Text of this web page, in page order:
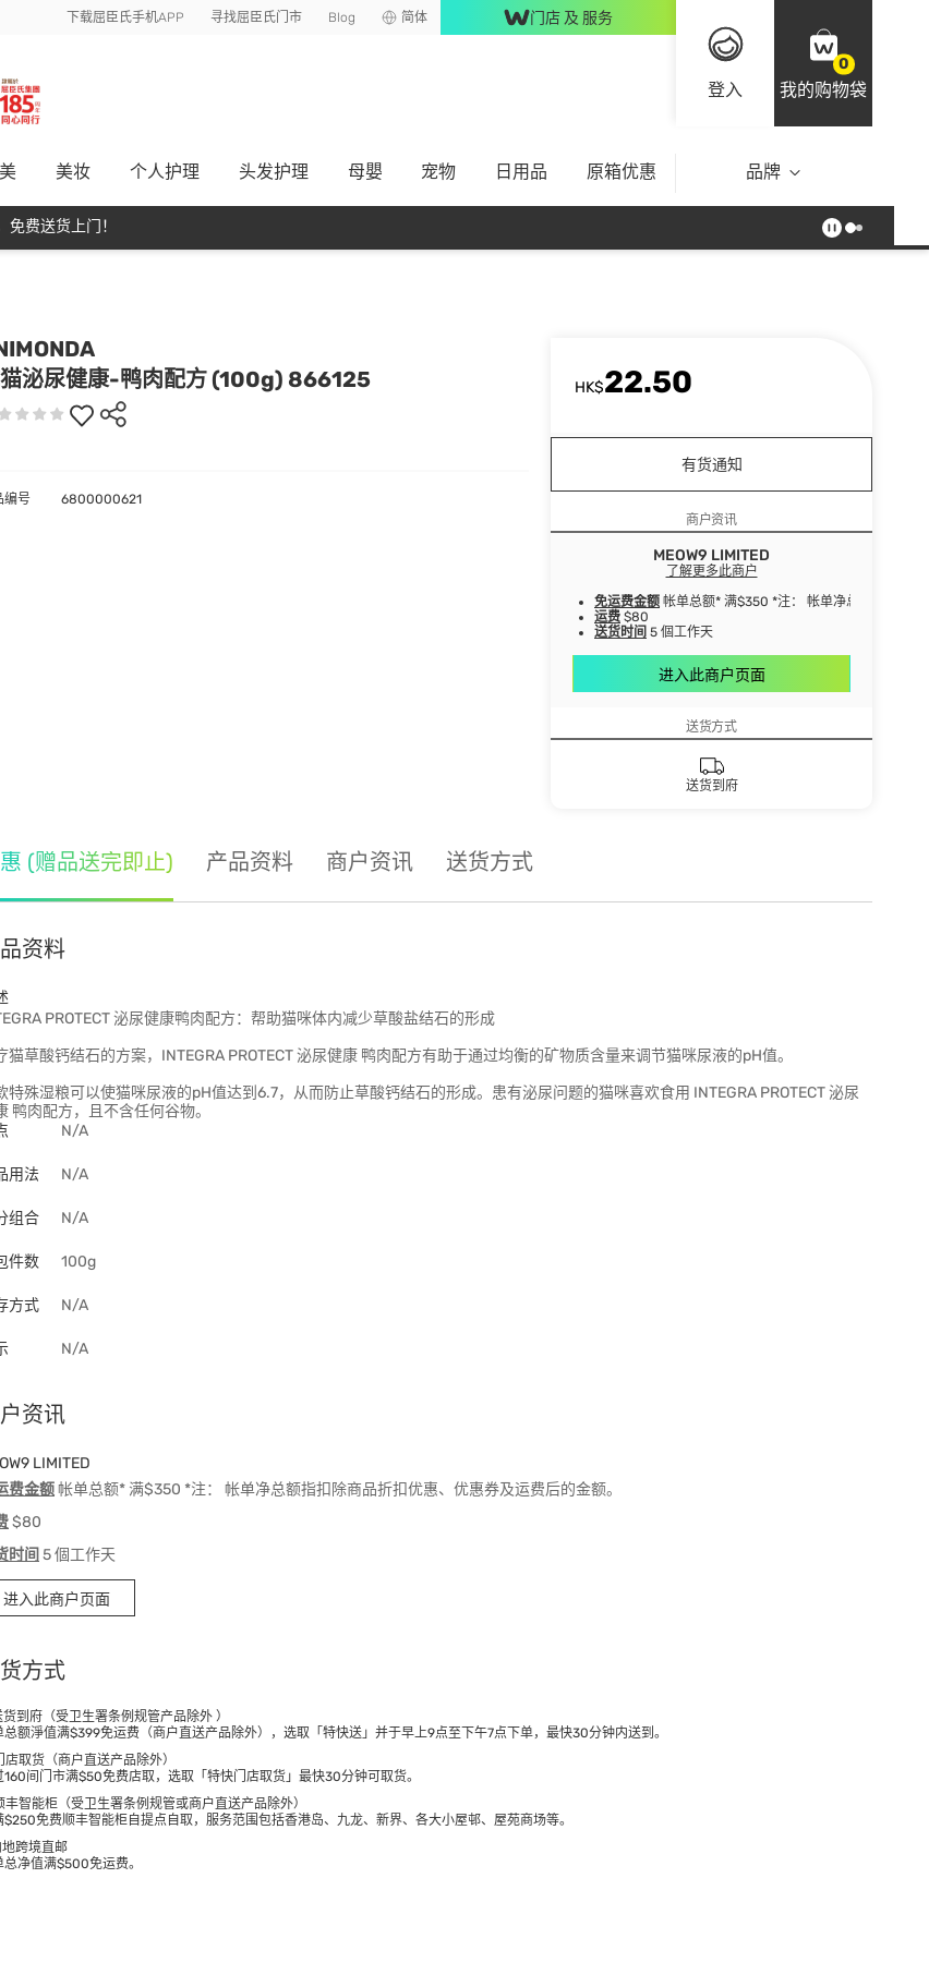
下载屈臣氏手机APP 寻找屈臣氏门市 Blog 简体 门店 及 服务
登入
0
我的购物袋
美妆 个人护理 头发护理 母嬰 宠物 日用品 原箱优惠 品牌
费送货上门！
泌尿健康-鸭肉配方 (100g) 866125
HK$22.50
有货通知
商户资讯
MEOW9 LIMITED
了解更多此商户
免运费金额 帐单总额* 满$350 *注： 帐单净总额指扣除
运费 $80
送货时间 5 個工作天
进入此商户页面
送货方式
送货到府
编号 6800000621
(赠品送完即止) 产品资料 商户资讯 送货方式
资料
PROTECT 泌尿健康鸭肉配方：帮助猫咪体内减少草酸盐结石的形成
猫草酸钙结石的方案，INTEGRA PROTECT 泌尿健康 鸭肉配方有助于通过均衡的矿物质含量来调节猫咪尿液的pH值。
特殊湿粮可以使猫咪尿液的pH值达到6.7，从而防止草酸钙结石的形成。患有泌尿问题的猫咪喜欢食用 INTEGRA PROTECT 泌尿
鸭肉配方，且不含任何谷物。
N/A
用法 N/A
组合 N/A
件数 100g
方式 N/A
N/A
资讯
LIMITED
费金额帐单总额* 满$350 *注： 帐单净总额指扣除商品折扣优惠、优惠券及运费后的金额。
$80
时间 5 個工作天
进入此商户页面
方式
货到府（受卫生署条例规管产品除外 ）
总额淨值满$399免运费（商户直送产品除外），选取「特快送」并于早上9点至下午7点下单，最快30分钟内送到​。
店取货（商户直送产品除外）
160间门市满$50免费店取，选取「特快门店取货」最快30分钟可取货。
丰智能柜（受卫生署条例规管或商户直送产品除外）
$250免费顺丰智能柜自提点自取，服务范围包括香港岛、九龙、新界、各大小屋邨、屋苑商场等。
跨境直邮
总净值满$500免运费。